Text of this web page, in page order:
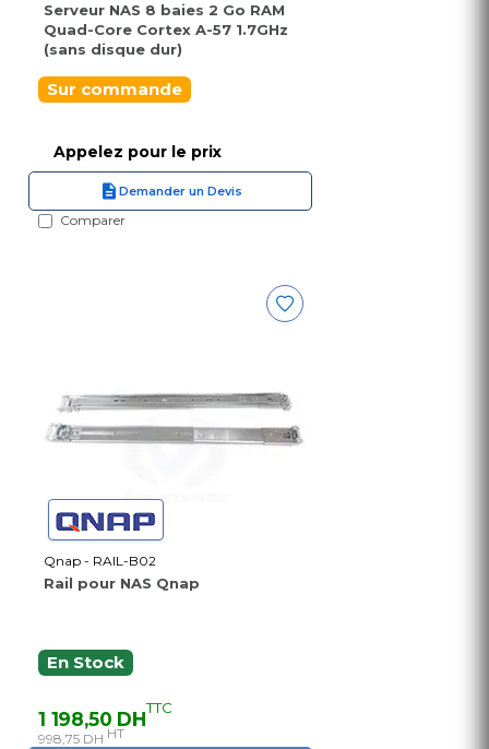
Serveur NAS 8 baies 2 Go RAM
Quad-Core Cortex A-57 1.7GHz
(sans disque dur)
Sur commande
Appelez pour le prix
Demander un Devis
Comparer
Qnap - RAIL-B02
Rail pour NAS Qnap
En Stock
1 198,50 DHTTC
998,75 DH HT